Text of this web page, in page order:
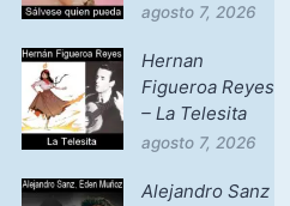
agosto 7, 2026
Hernan
Figueroa Reyes
– La Telesita
agosto 7, 2026
Alejandro Sanz